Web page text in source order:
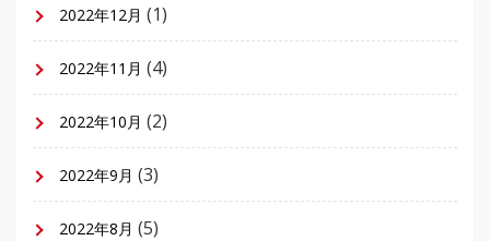
2022年12月 (1)
2022年11月 (4)
2022年10月 (2)
2022年9月 (3)
2022年8月 (5)